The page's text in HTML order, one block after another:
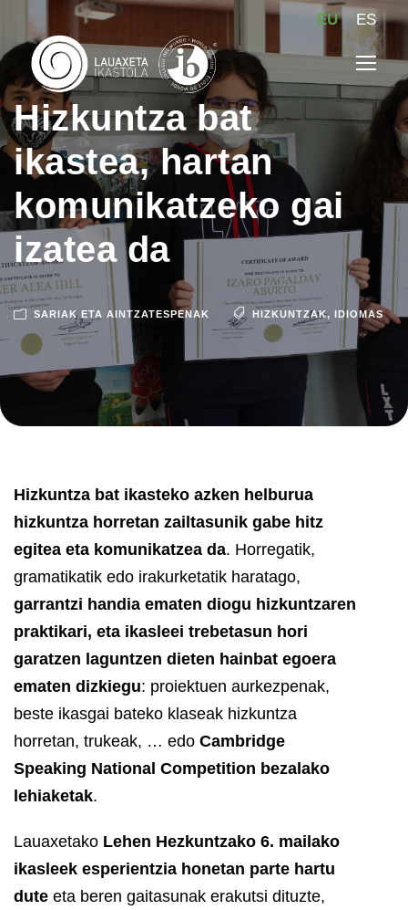
EU ES
Hizkuntza bat
ikastea, hartan
komunikatzeko gai
izatea da
SARIAK ETA AINTZATESPENAK HIZKUNTZAK, IDIOMAS
Hizkuntza bat ikasteko azken helburua
hizkuntza horretan zailtasunik gabe hitz
egitea eta komunikatzea da. Horregatik,
gramatikatik edo irakurketatik haratago,
garrantzi handia ematen diogu hizkuntzaren
praktikari, eta ikasleei trebetasun hori
garatzen laguntzen dieten hainbat egoera
ematen dizkiegu: proiektuen aurkezpenak,
beste ikasgai bateko klaseak hizkuntza
horretan, trukeak, … edo Cambridge
Speaking National Competition bezalako
lehiaketak.
Lauaxetako Lehen Hezkuntzako 6. mailako
ikasleek esperientzia honetan parte hartu
dute eta beren gaitasunak erakutsi dituzte,